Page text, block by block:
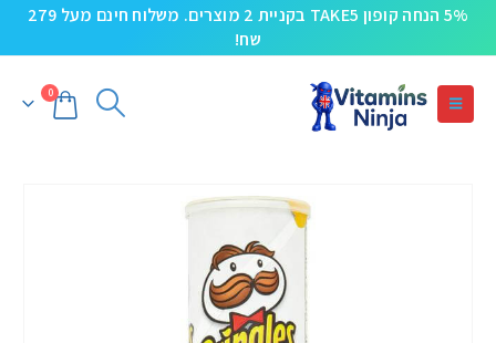
5% הנחה קופון TAKE5 בקניית 2 מוצרים. משלוח חינם מעל 279
שח!
0